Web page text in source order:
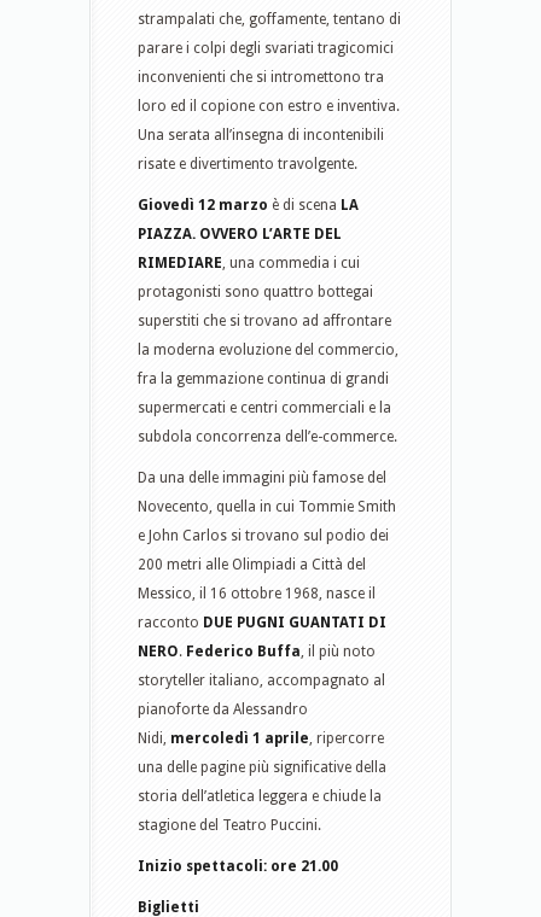
strampalati che, goffamente, tentano di
parare i colpi degli svariati tragicomici
inconvenienti che si intromettono tra
loro ed il copione con estro e inventiva.
Una serata all’insegna di incontenibili
risate e divertimento travolgente.
Giovedì 12 marzo è di scena LA
PIAZZA. OVVERO L’ARTE DEL
RIMEDIARE, una commedia i cui
protagonisti sono quattro bottegai
superstiti che si trovano ad affrontare
la moderna evoluzione del commercio,
fra la gemmazione continua di grandi
supermercati e centri commerciali e la
subdola concorrenza dell’e-commerce.
Da una delle immagini più famose del
Novecento, quella in cui Tommie Smith
e John Carlos si trovano sul podio dei
200 metri alle Olimpiadi a Città del
Messico, il 16 ottobre 1968, nasce il
racconto DUE PUGNI GUANTATI DI
NERO. Federico Buffa, il più noto
storyteller italiano, accompagnato al
pianoforte da Alessandro
Nidi, mercoledì 1 aprile, ripercorre
una delle pagine più significative della
storia dell’atletica leggera e chiude la
stagione del Teatro Puccini.
Inizio spettacoli: ore 21.00
Biglietti